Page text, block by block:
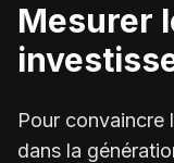
Mesurer
Pour convaincre
dans la